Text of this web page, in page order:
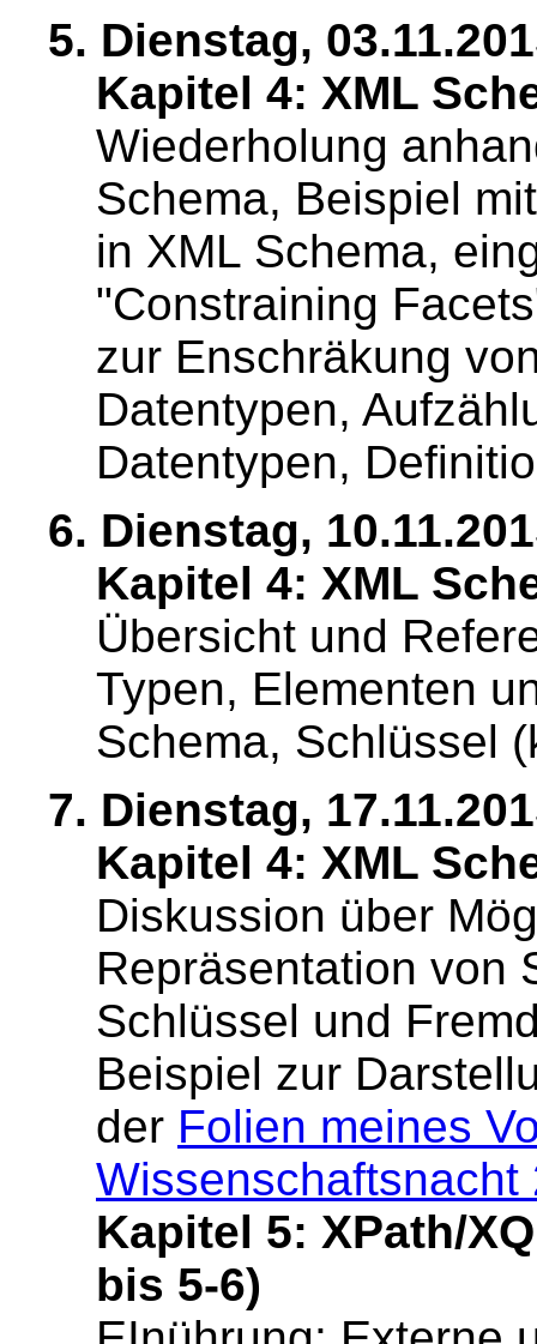
5. Dienstag,
Kapitel 4: XML
Wiederholung
Schema, Beispiel
in XML Schema,
"Constraining
zur Enschräkung
Datentypen,
Datentypen,
6. Dienstag,
Kapitel 4: XML
Übersicht und
Typen, Elementen
Schema, Schlüssel
7. Dienstag,
Kapitel 4: XML
Diskussion über
Repräsentation von
Schlüssel und
Beispiel zur
der Folien meines
Wissenschaftsnacht
Kapitel 5: XPath/
bis 5-6)